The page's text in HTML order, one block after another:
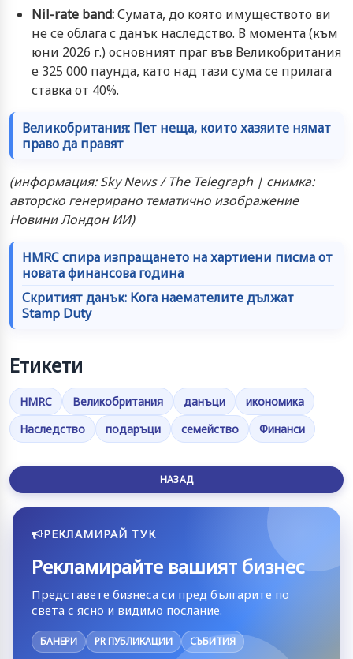
Nil-rate band:Сумата, до която имуществото ви
не се облага с данък наследство. В момента (към
юни 2026 г.) основният праг във Великобритания
е 325 000 паунда, като над тази сума се прилага
ставка от 40%.
Великобритания: Пет неща, които хазяите нямат
право да правят
(информация: Sky News / The Telegraph | снимка:
авторско генерирано тематично изображение
Новини Лондон ИИ)
HMRC спира изпращането на хартиени писма от
новата финансова година
Скритият данък: Кога наемателите дължат
Stamp Duty
Етикети
HMRC Великобритания данъци
икономика
Наследство
подаръци семейство Финанси
НАЗАД
РЕКЛАМИРАЙ ТУК
Рекламирайте вашият бизнес
Представете бизнеса си пред българите по
света с ясно и видимо послание.
БАНЕРИ PR ПУБЛИКАЦИИ СЪБИТИЯ